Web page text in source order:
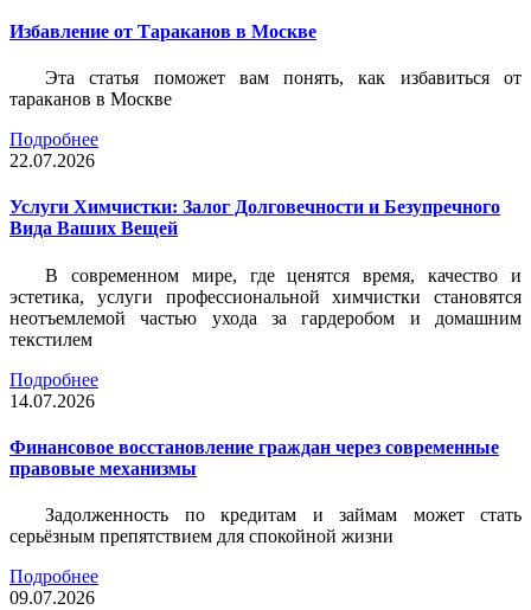
Избавление от Тараканов в Москве
Эта статья поможет вам понять, как избавиться от
тараканов в Москве
Подробнее
22.07.2026
Услуги Химчистки: Залог Долговечности и Безупречного
Вида Ваших Вещей
В современном мире, где ценятся время, качество и
эстетика, услуги профессиональной химчистки становятся
неотъемлемой частью ухода за гардеробом и домашним
текстилем
Подробнее
14.07.2026
Финансовое восстановление граждан через современные
правовые механизмы
Задолженность по кредитам и займам может стать
серьёзным препятствием для спокойной жизни
Подробнее
09.07.2026